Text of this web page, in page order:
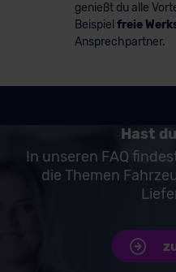
genießt du alle
Beispiel freie
Ansprechpartner.
Hast
In unseren FAQ
die Themen